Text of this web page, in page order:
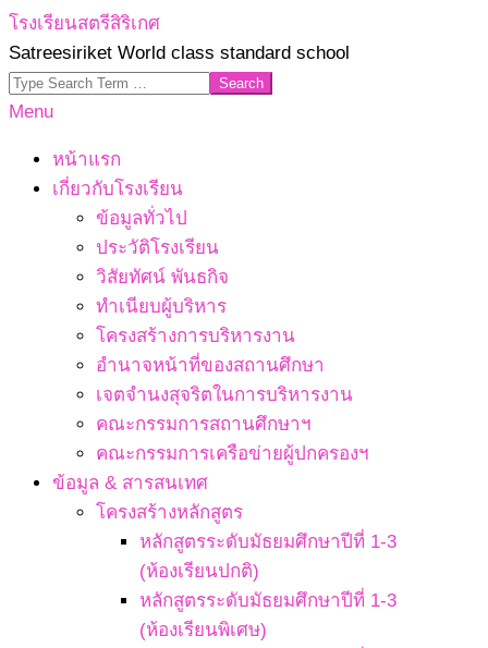
Skip
to
content
โรงเรียนสตรีสิริเกศ
Satreesiriket World class standard school
Search
Primary
Menu
Menu
หน้าแรก
เกี่ยวกับโรงเรียน
ข้อมูลทั่วไป
ประวัติโรงเรียน
วิสัยทัศน์ พันธกิจ
ทำเนียบผู้บริหาร
โครงสร้างการบริหารงาน
อำนาจหน้าที่ของสถานศึกษา
เจตจํานงสุจริตในการบริหารงาน
คณะกรรมการสถานศึกษาฯ
คณะกรรมการเครือข่ายผู้ปกครองฯ
ข้อมูล & สารสนเทศ
โครงสร้างหลักสูตร
หลักสูตรระดับมัธยมศึกษาปีที่ 1-3
(ห้องเรียนปกติ)
หลักสูตรระดับมัธยมศึกษาปีที่ 1-3
(ห้องเรียนพิเศษ)